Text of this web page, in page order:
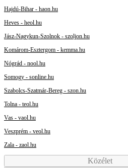
Hajdú-Bihar - haon.hu
Heves - heol.hu
Jász-Nagykun-Szolnok - szoljon.hu
Komárom-Esztergom - kemma.hu
Nógrád - nool.hu
Somogy - sonline.hu
Szabolcs-Szatmár-Bereg - szon.hu
Tolna - teol.hu
Vas - vaol.hu
Veszprém - veol.hu
Zala - zaol.hu
Közélet